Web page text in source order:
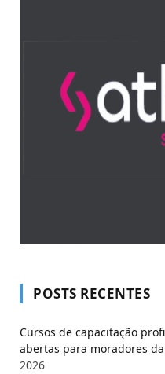
POSTS RECENTES
Cursos de capacitação
abertas para moradores
2026